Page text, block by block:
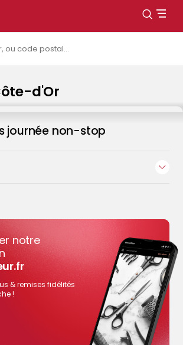
d'Or
journée non-stop
21200 Beaune
160 avis clients
Rendez-vous en ligne
page des coiffeurs de Beaune
notre
& remises fidélités
!